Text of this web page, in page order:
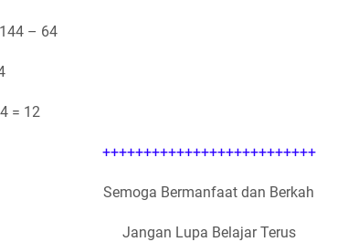
– 64
= 12
++++++++++++++++++++++++++
Semoga Bermanfaat dan Berkah
Jangan Lupa Belajar Terus